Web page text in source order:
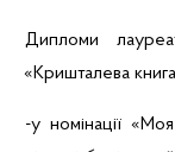
Дипломи
«Кришталева
-у номінації